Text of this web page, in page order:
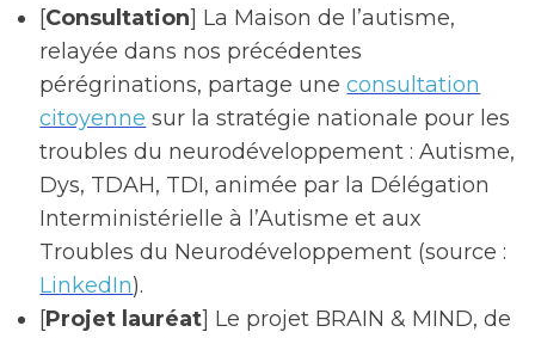
[Consultation] La Maison de l’autisme,
relayée dans nos précédentes
pérégrinations, partage uneconsultation
citoyenne sur la stratégie nationale pour les
troubles du neurodéveloppement : Autisme,
Dys, TDAH, TDI, animée par la Délégation
Interministérielle à l’Autisme et aux
Troubles du Neurodéveloppement (source :
LinkedIn).
[Projet lauréat] Le projet BRAIN & MIND, de